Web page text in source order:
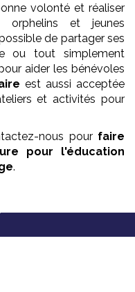
volonté et réaliser
et jeunes
de partager ses
ou tout simplement
aider les bénévoles
est aussi acceptée
et activités pour
nous pour faire
pour l'éducation
.